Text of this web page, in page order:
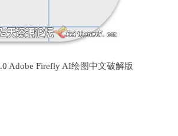
Adobe Firefly AI绘图中文破解版